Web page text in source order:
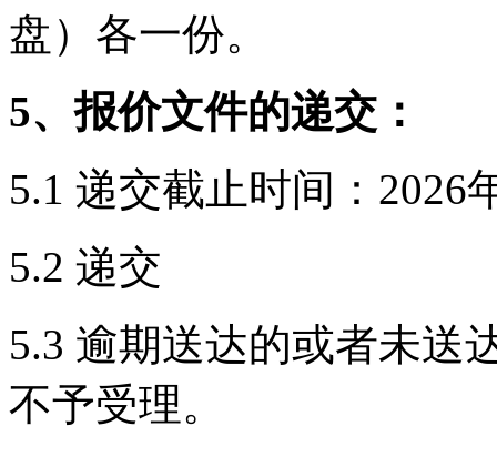
盘）各一份。
5、报价文件的递交：
5.1 递交截止时间：2026
5.2 递交
5.3 逾期送达的或者未送
不予受理。